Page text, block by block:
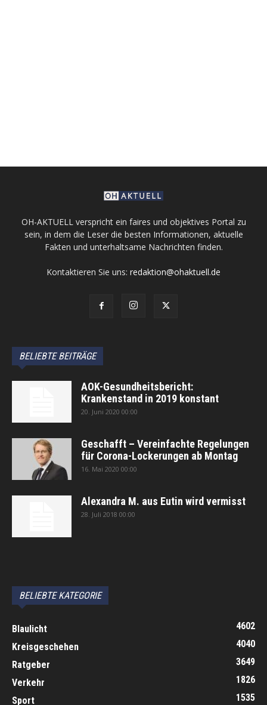
OH-AKTUELL verspricht ein faires und objektives Portal zu
sein, in dem die Leser die besten Informationen, aktuelle
Fakten und unterhaltsame Nachrichten finden.
Kontaktieren Sie uns: redaktion@ohaktuell.de
BELIEBTE BEITRÄGE
AOK-Gesundheitsbericht:
Krankenstand in 2019 konstant
20. Juni 2020 00:00
Geschafft – Vereinfachte Regelungen
für Corona-Lockerungen ab Montag
16. Mai 2020 00:00
Alexandra M. aus Eutin wird vermisst
28. Juli 2018 00:00
BELIEBTE KATEGORIE
Blaulicht
4602
Kreisgeschehen
4040
Ratgeber
3649
Verkehr
1826
Sport
1535